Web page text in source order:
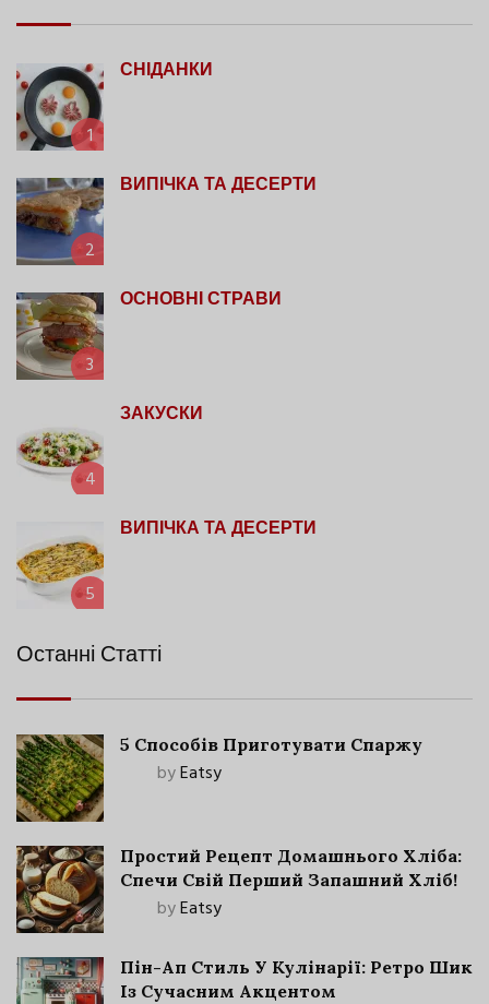
1
СНІДАНКИ
2
ВИПІЧКА ТА ДЕСЕРТИ
3
ОСНОВНІ СТРАВИ
4
ЗАКУСКИ
5
ВИПІЧКА ТА ДЕСЕРТИ
Останні Статті
5 Способів Приготувати Спаржу
byEatsy
Простий Рецепт Домашнього Хліба:
Спечи Свій Перший Запашний Хліб!
byEatsy
Пін-Ап Стиль У Кулінарії: Ретро Шик
Із Сучасним Акцентом